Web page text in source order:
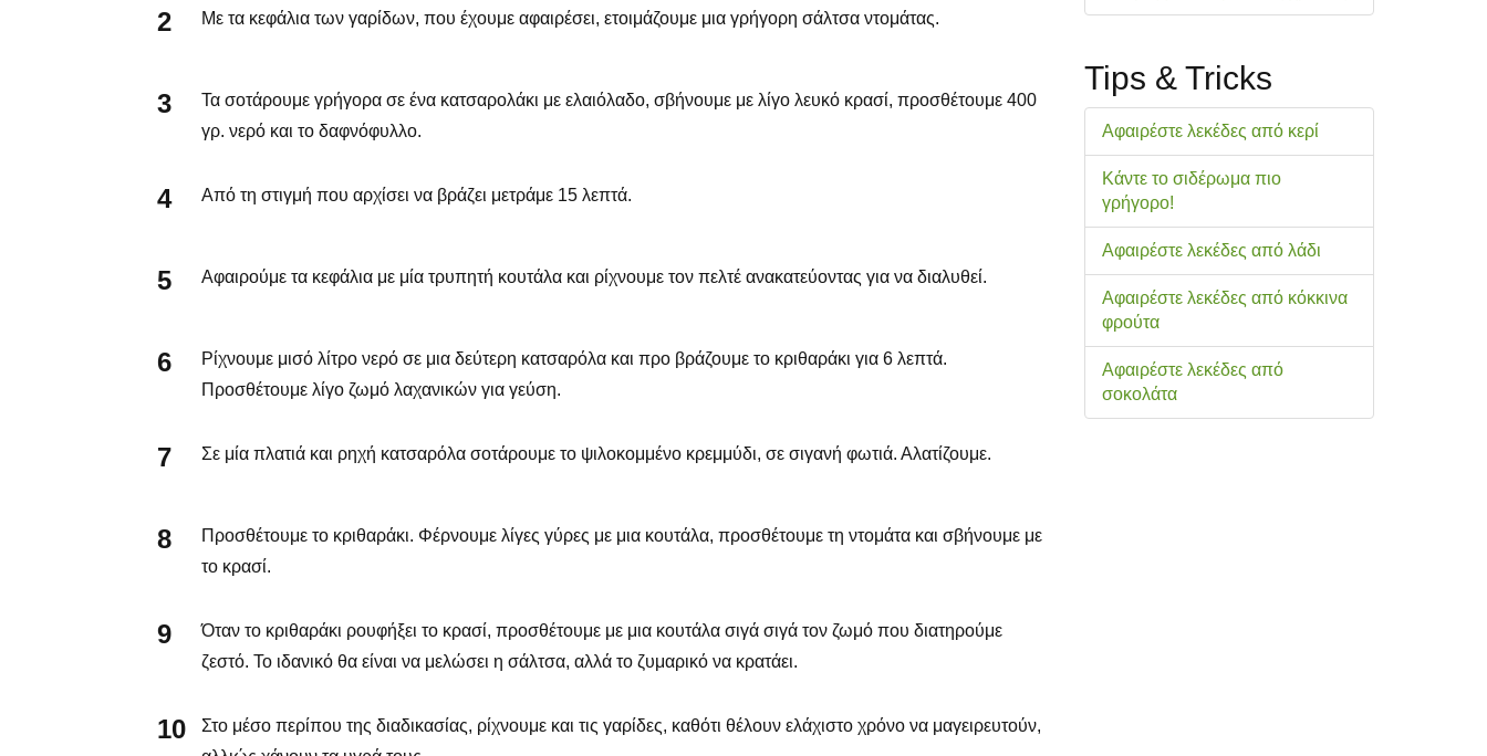
Με τα κεφάλια των γαρίδων, που έχουμε αφαιρέσει, ετοιμάζουμε μια γρήγορη σάλτσα ντομάτας.
Τα σοτάρουμε γρήγορα σε ένα κατσαρολάκι με ελαιόλαδο, σβήνουμε με λίγο λευκό κρασί, προσθέτουμε 400
γρ. νερό και το δαφνόφυλλο.
Από τη στιγμή που αρχίσει να βράζει μετράμε 15 λεπτά.
Αφαιρούμε τα κεφάλια με μία τρυπητή κουτάλα και ρίχνουμε τον πελτέ ανακατεύοντας για να διαλυθεί.
Ρίχνουμε μισό λίτρο νερό σε μια δεύτερη κατσαρόλα και προ βράζουμε το κριθαράκι για 6 λεπτά.
Προσθέτουμε λίγο ζωμό λαχανικών για γεύση.
Σε μία πλατιά και ρηχή κατσαρόλα σοτάρουμε το ψιλοκομμένο κρεμμύδι, σε σιγανή φωτιά. Αλατίζουμε.
Προσθέτουμε το κριθαράκι. Φέρνουμε λίγες γύρες με μια κουτάλα, προσθέτουμε τη ντομάτα και σβήνουμε με
το κρασί.
Όταν το κριθαράκι ρουφήξει το κρασί, προσθέτουμε με μια κουτάλα σιγά σιγά τον ζωμό που διατηρούμε
ζεστό. Το ιδανικό θα είναι να μελώσει η σάλτσα, αλλά το ζυμαρικό να κρατάει.
Στο μέσο περίπου της διαδικασίας, ρίχνουμε και τις γαρίδες, καθότι θέλουν ελάχιστο χρόνο να μαγειρευτούν,
Tips & Tricks
Αφαιρέστε λεκέδες από κερί
Κάντε το σιδέρωμα πιο
γρήγορο!
Αφαιρέστε λεκέδες από λάδι
Αφαιρέστε λεκέδες από κόκκινα
φρούτα
Αφαιρέστε λεκέδες από
σοκολάτα